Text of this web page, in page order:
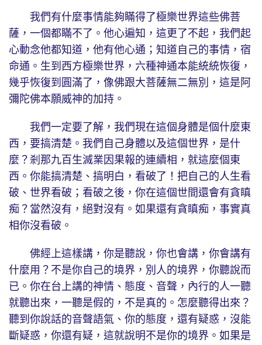
我們有什麼事情能夠瞞得了極樂世界這些佛菩
薩，一個都瞞不了。他心遍知，這更了不起，我們起
心動念他都知道，他有他心通；知道自己的事情，宿
命通。生到西方極樂世界，六種神通本能統統恢復，
幾乎恢復到圓滿了，像佛跟大菩薩無二無別，這是阿
彌陀佛本願威神的加持。
我們一定要了解，我們現在這個身體是個什麼東
西，要搞清楚。我們自己身體以及這個世界，是什
麼？剎那九百生滅業因果報的連續相，就這麼個東
西。你能搞清楚、搞明白，看破了！把自己的人生看
破、世界看破；看破之後，你在這個世間還會有貪瞋
痴？當然沒有，絕對沒有。如果還有貪瞋痴，事實真
相你沒看破。
佛經上這樣講，你是聽說，你也會講，你會講有
什麼用？不是你自己的境界，別人的境界，你聽說而
已。你在台上講的神情、態度、音聲，內行的人一聽
就聽出來，一聽是假的，不是真的。怎麼聽得出來？
聽到你說話的音聲語氣、你的態度，還有疑惑，沒能
斷疑惑，你還有疑，這就說明不是你的境界。如果是